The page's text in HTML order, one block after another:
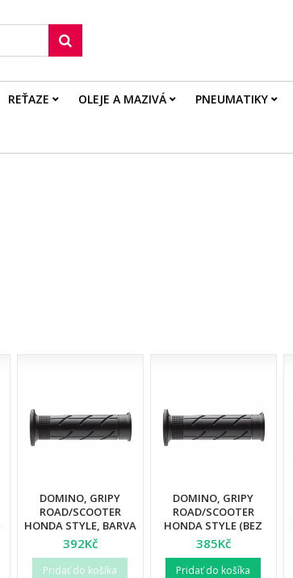
REŤAZE OLEJE A MAZIVÁ PNEUMATIKY
DOMINO, GRIPY
ROAD/SCOOTER
HONDA STYLE, BARVA
ČERNÁ
392Kč
Pridať do košíka
DOMINO, GRIPY
ROAD/SCOOTER
HONDA STYLE (BEZ
OTVORU), BARVA
ČERNÁ
385Kč
Pridať do košíka